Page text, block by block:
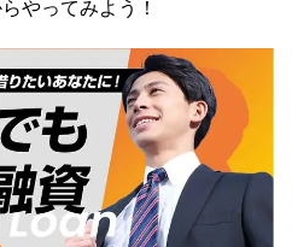
やってみよう！